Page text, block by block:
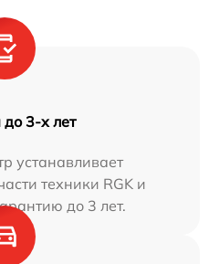
до 3-х лет
устанавливает
техники RGK и
до 3 лет.